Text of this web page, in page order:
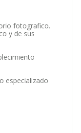
fotografico.
y de sus
especializado